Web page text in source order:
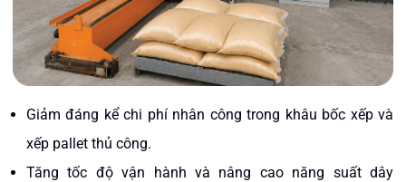
Giảm đáng kể chi phí nhân công trong khâu bốc xếp và
xếp pallet thủ công.
Tăng tốc độ vận hành và nâng cao năng suất dây